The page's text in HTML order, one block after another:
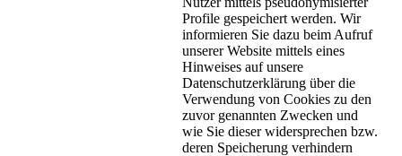
Profile gespeichert werden. Wir
informieren Sie dazu beim Aufruf
unserer Website mittels eines
Hinweises auf unsere
Datenschutzerklärung über die
Verwendung von Cookies zu den
zuvor genannten Zwecken und
wie Sie dieser widersprechen bzw.
deren Speicherung verhindern